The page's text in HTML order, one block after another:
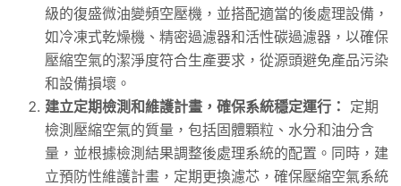
級的復盛微油變頻空壓機，並搭配適當的後處理設備，
如冷凍式乾燥機、精密過濾器和活性碳過濾器，以確保
壓縮空氣的潔淨度符合生產要求，從源頭避免產品污染
和設備損壞。
建立定期檢測和維護計畫，確保系統穩定運行： 定期
檢測壓縮空氣的質量，包括固體顆粒、水分和油分含
量，並根據檢測結果調整後處理系統的配置。同時，建
立預防性維護計畫，定期更換濾芯，確保壓縮空氣系統